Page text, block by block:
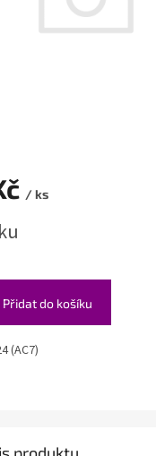
/ ks
Přidat do košíku
(AC7)